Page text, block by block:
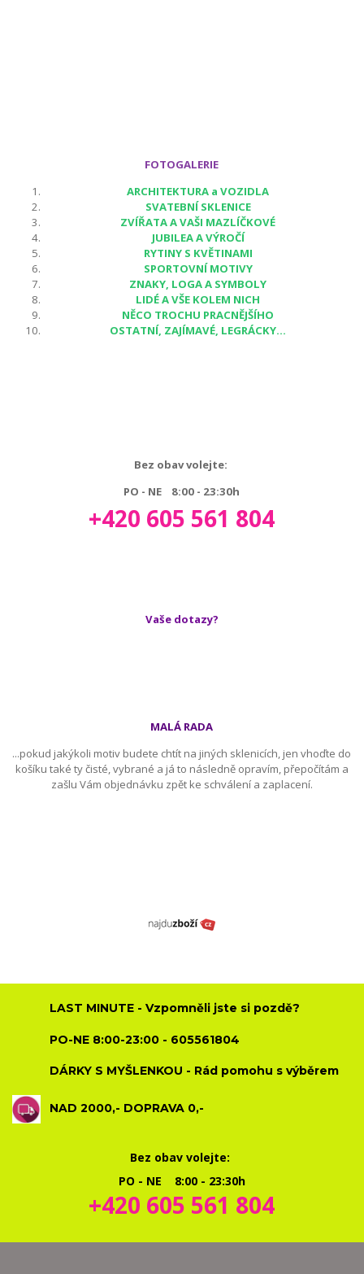
FOTOGALERIE
ARCHITEKTURA a VOZIDLA
SVATEBNÍ SKLENICE
ZVÍŘATA A VAŠI MAZLÍČKOVÉ
JUBILEA A VÝROČÍ
RYTINY S KVĚTINAMI
SPORTOVNÍ MOTIVY
ZNAKY, LOGA A SYMBOLY
LIDÉ A VŠE KOLEM NICH
NĚCO TROCHU PRACNĚJŠÍHO
OSTATNÍ, ZAJÍMAVÉ, LEGRÁCKY...
Bez obav volejte:
PO - NE 8:00 - 23:30h
+420 605 561 804
Vaše dotazy?
MALÁ RADA
...pokud jakýkoli motiv budete chtít na jiných sklenicích, jen vhoďte do
košíku také ty čisté, vybrané a já to následně opravím, přepočítám a
zašlu Vám objednávku zpět ke schválení a zaplacení.
LAST MINUTE - Vzpomněli jste si pozdě?
PO-NE 8:00-23:00 - 605561804
DÁRKY S MYŠLENKOU - Rád pomohu s výběrem
NAD 2000,- DOPRAVA 0,-
Bez obav volejte:
PO - NE 8:00 - 23:30h
+420 605 561 804